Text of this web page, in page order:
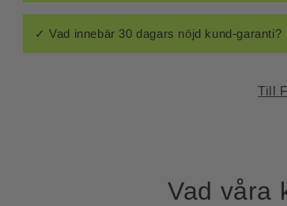
✓ Vad innebär 30 dagars nöjd kund-garanti?
Till
Vad våra